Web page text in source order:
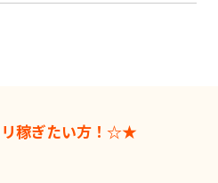
稼ぎたい方！☆★